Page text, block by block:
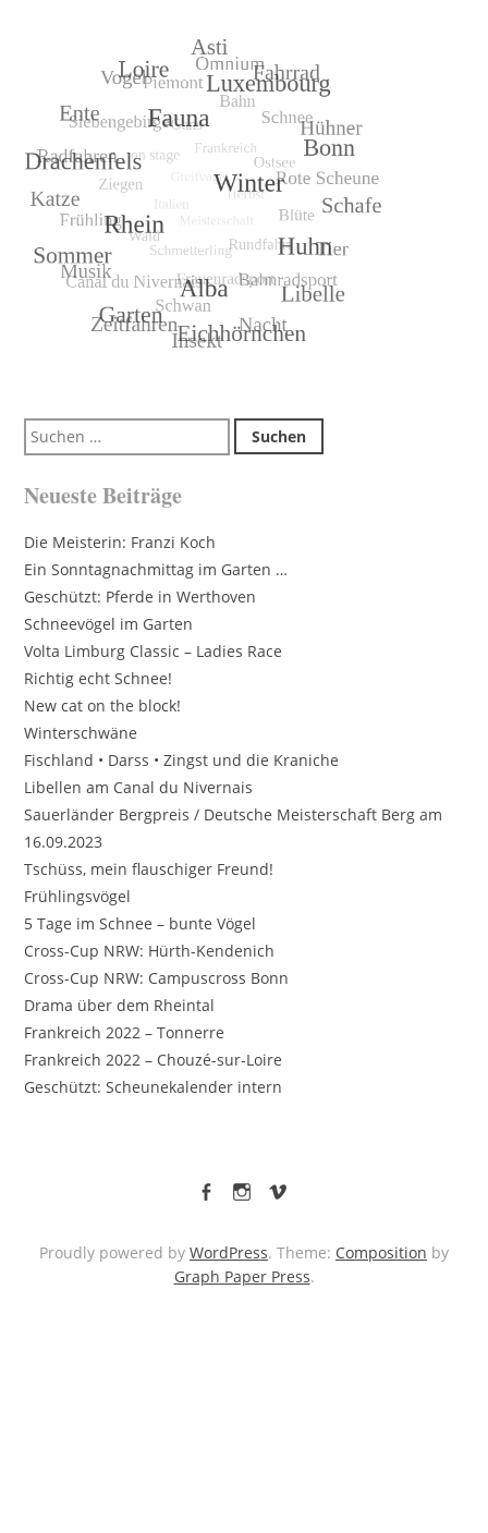
Suchen
nach:
Neueste Beiträge
Die Meisterin: Franzi Koch
Ein Sonntagnachmittag im Garten …
Geschützt: Pferde in Werthoven
Schneevögel im Garten
Volta Limburg Classic – Ladies Race
Richtig echt Schnee!
New cat on the block!
Winterschwäne
Fischland • Darss • Zingst und die Kraniche
Libellen am Canal du Nivernais
Sauerländer Bergpreis / Deutsche Meisterschaft Berg am
16.09.2023
Tschüss, mein flauschiger Freund!
Frühlingsvögel
5 Tage im Schnee – bunte Vögel
Cross-Cup NRW: Hürth-Kendenich
Cross-Cup NRW: Campuscross Bonn
Drama über dem Rheintal
Frankreich 2022 – Tonnerre
Frankreich 2022 – Chouzé-sur-Loire
Geschützt: Scheunekalender intern
Proudly powered by WordPress. Theme: Composition by
Graph Paper Press.